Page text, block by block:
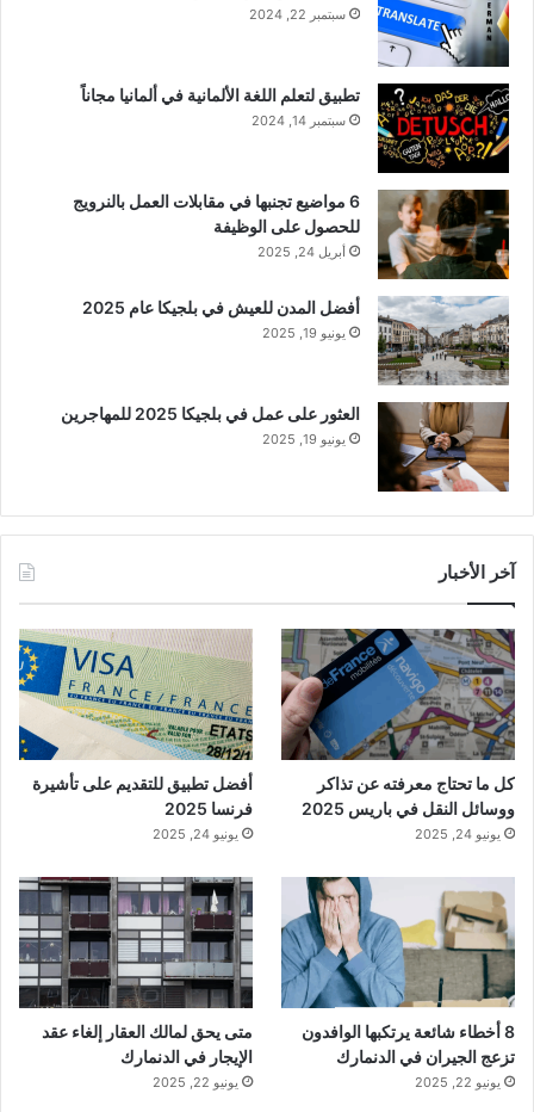
سبتمبر 22, 2024
تطبيق لتعلم اللغة الألمانية في ألمانيا مجاناً
سبتمبر 14, 2024
6 مواضيع تجنبها في مقابلات العمل بالنرويج
للحصول على الوظيفة
أبريل 24, 2025
أفضل المدن للعيش في بلجيكا عام 2025
يونيو 19, 2025
العثور على عمل في بلجيكا 2025 للمهاجرين
يونيو 19, 2025
آخر الأخبار
كل ما تحتاج معرفته عن تذاكر
ووسائل النقل في باريس 2025
يونيو 24, 2025
أفضل تطبيق للتقديم على تأشيرة
فرنسا 2025
يونيو 24, 2025
8 أخطاء شائعة يرتكبها الوافدون
تزعج الجيران في الدنمارك
يونيو 22, 2025
متى يحق لمالك العقار إلغاء عقد
الإيجار في الدنمارك
يونيو 22, 2025